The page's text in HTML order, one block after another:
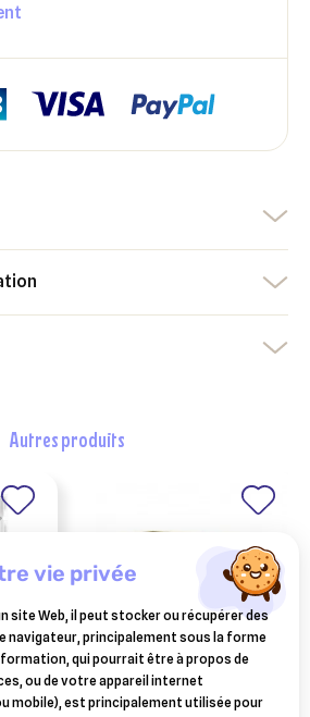
autres produits
HUVEPHARMA
virkon s sachets 25 x 50
pour ajouter des produits à votre
vie privée
site Web, il peut stocker ou récupérer des
principalement sous la forme
qui pourrait être à propos de
ou de votre appareil internet
mobile), est principalement utilisée pour